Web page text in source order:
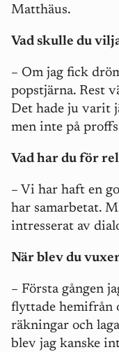
Matthäus.
Vad skulle du
– Om jag fick
popstjärna. Rest
Det hade ju varit
men inte på
Vad har du för
– Vi har haft en
har samarbetat.
intresserat av
När blev du
– Första gången
flyttade hemifrån
räkningar och
blev jag kanske